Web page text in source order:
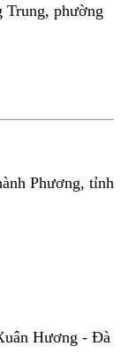
Trung, phường
Phương, tỉnh
Hương - Đà